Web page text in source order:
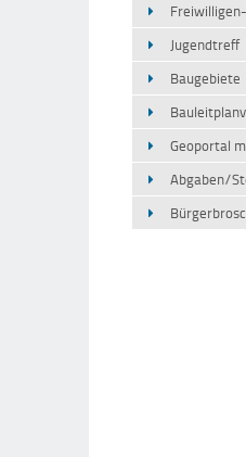
Jugendtreff
Baugebiete
Geoportal
Abgaben/